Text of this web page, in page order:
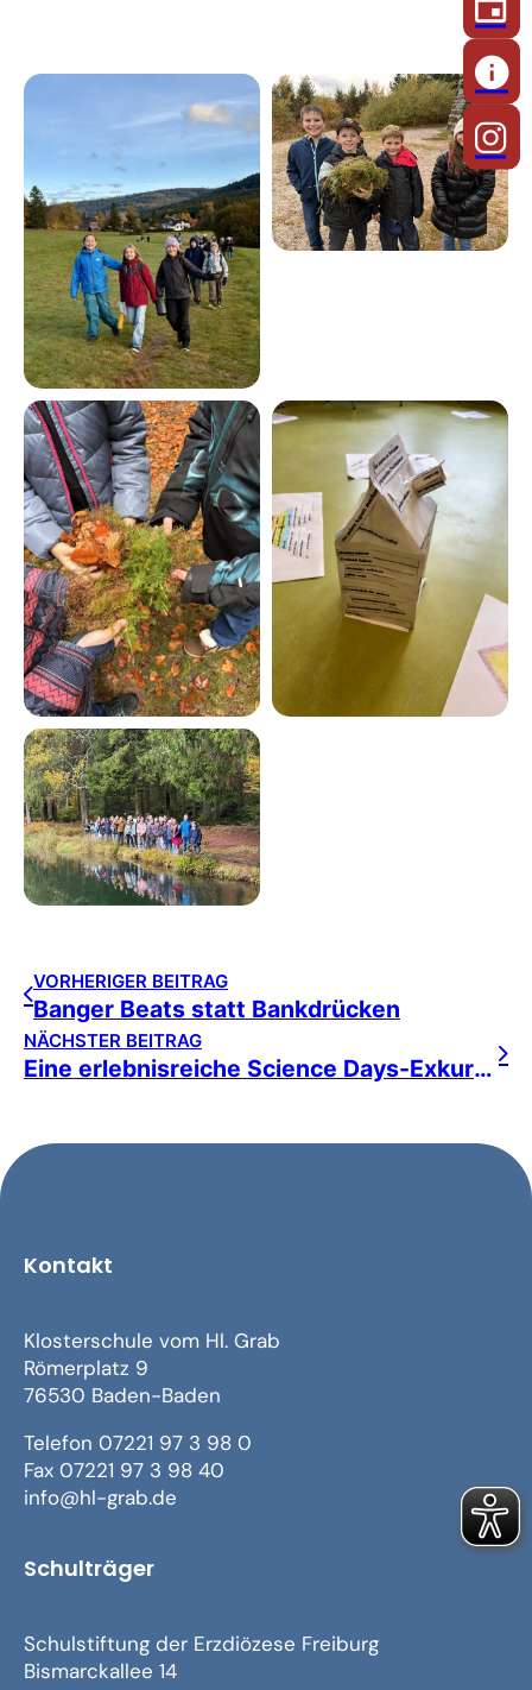
VORHERIGER BEITRAG
Banger Beats statt Bankdrücken
NÄCHSTER BEITRAG
Eine erlebnisreiche Science Days-Exkursion
Kontakt
Klosterschule vom Hl. Grab
Römerplatz 9
76530 Baden-Baden
Telefon 07221 97 3 98 0
Fax 07221 97 3 98 40
info@hl-grab.de
Schulträger
Schulstiftung der Erzdiözese Freiburg
Bismarckallee 14